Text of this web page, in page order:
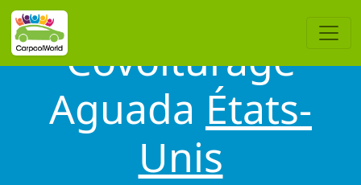
Covoiturage
Aguada États-
Unis